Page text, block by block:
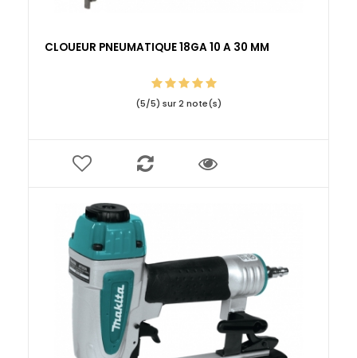
CLOUEUR PNEUMATIQUE 18GA 10 A 30 MM
(5/5) sur2 note(s)